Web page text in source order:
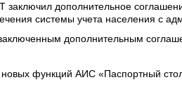
дополнительное
системы учета населения с
заключенным дополнительным
новых функций АИС «Паспортный